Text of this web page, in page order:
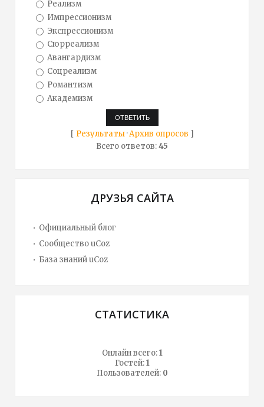
Реализм
Импрессионизм
Экспрессионизм
Сюрреализм
Авангардизм
Соцреализм
Романтизм
Академизм
[ Результаты·Архив опросов ]
Всего ответов:45
ДРУЗЬЯ САЙТА
Официальный блог
Сообщество uCoz
База знаний uCoz
СТАТИСТИКА
Онлайн всего:1
Гостей:1
Пользователей: 0